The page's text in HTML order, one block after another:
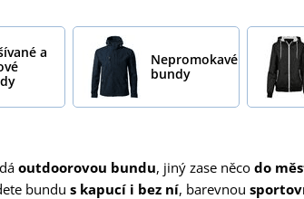
a
Nepromokavé
bundy
outdoorovou bundu, jiný zase něco do
bundu s kapucí i bez ní, barevnou